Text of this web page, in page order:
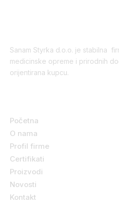
Sanam Styrka d.o.o. je stabilna
medicinske opreme i prirodnih
orijentirana kupcu.
Početna
O nama
Profil firme
Certifikati
Proizvodi
Novosti
Kontakt